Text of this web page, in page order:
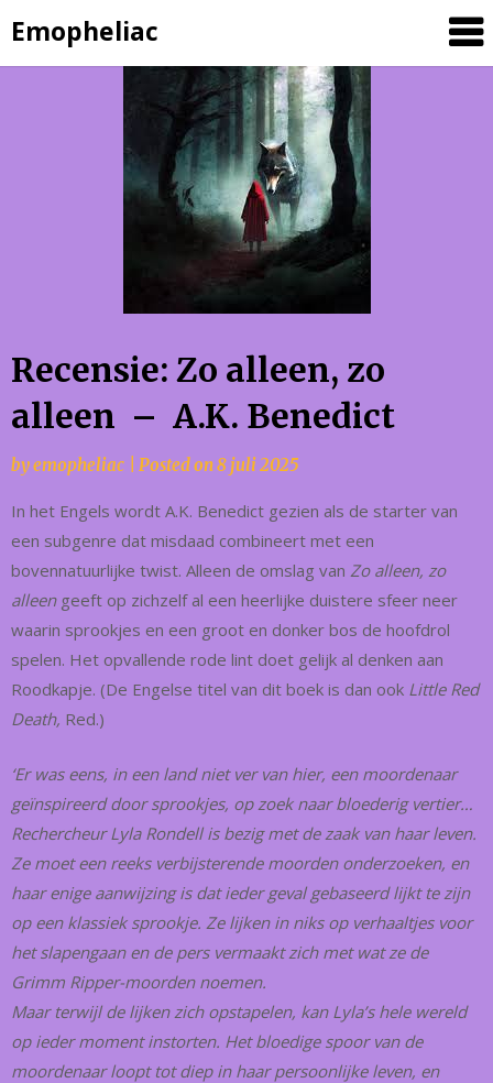
to
content
Emopheliac
Recensie: Zo alleen, zo
alleen – A.K. Benedict
byemopheliac Posted on8 juli 2025
In het Engels wordt A.K. Benedict gezien als de starter van
een subgenre dat misdaad combineert met een
bovennatuurlijke twist. Alleen de omslag van Zo alleen, zo
alleen geeft op zichzelf al een heerlijke duistere sfeer neer
waarin sprookjes en een groot en donker bos de hoofdrol
spelen. Het opvallende rode lint doet gelijk al denken aan
Roodkapje. (De Engelse titel van dit boek is dan ook Little Red
Death, Red.)
‘Er was eens, in een land niet ver van hier, een moordenaar
geïnspireerd door sprookjes, op zoek naar bloederig vertier…
Rechercheur Lyla Rondell is bezig met de zaak van haar leven.
Ze moet een reeks verbijsterende moorden onderzoeken, en
haar enige aanwijzing is dat ieder geval gebaseerd lijkt te zijn
op een klassiek sprookje. Ze lijken in niks op verhaaltjes voor
het slapengaan en de pers vermaakt zich met wat ze de
Grimm Ripper-moorden noemen.
Maar terwijl de lijken zich opstapelen, kan Lyla’s hele wereld
op ieder moment instorten. Het bloedige spoor van de
moordenaar loopt tot diep in haar persoonlijke leven, en